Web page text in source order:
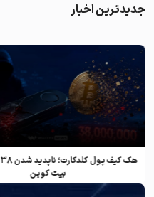
جدیدترین اخبار
بیت کوین